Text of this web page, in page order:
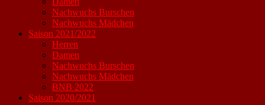
Nachwuchs Burschen
Nachwuchs Mädchen
Saison 2021/2022
Herren
Damen
Nachwuchs Burschen
Nachwuchs Mädchen
BNB 2022
Saison 2020/2021